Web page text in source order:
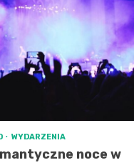
WYDARZENIA
noce w